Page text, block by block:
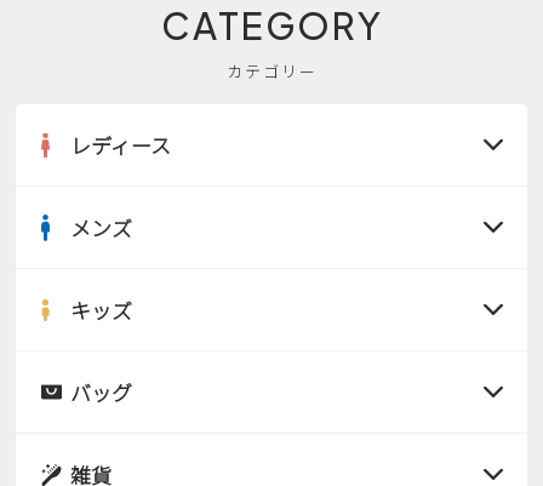
CATEGORY
カテゴリー
レディース
サンダル
メンズ
サンダル
キッズ
サンダル
バッグ
雑貨